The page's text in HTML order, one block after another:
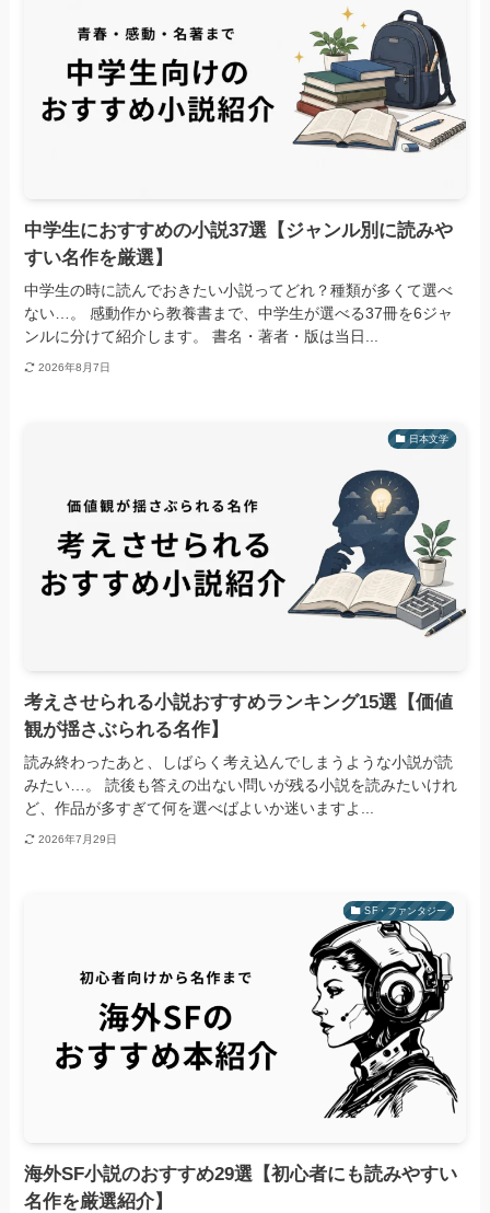
中学生におすすめの小説37選【ジャンル別に読みや
すい名作を厳選】
中学生の時に読んでおきたい小説ってどれ？種類が多くて選べ
ない…。 感動作から教養書まで、中学生が選べる37冊を6ジャ
ンルに分けて紹介します。 書名・著者・版は当日...
2026年8月7日
日本文学
考えさせられる小説おすすめランキング15選【価値
観が揺さぶられる名作】
読み終わったあと、しばらく考え込んでしまうような小説が読
みたい…。 読後も答えの出ない問いが残る小説を読みたいけれ
ど、作品が多すぎて何を選べばよいか迷いますよ...
2026年7月29日
SF・ファンタジー
海外SF小説のおすすめ29選【初心者にも読みやすい
名作を厳選紹介】